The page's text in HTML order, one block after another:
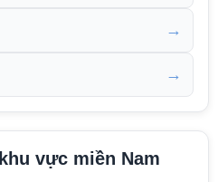
→
→
vực miền Nam